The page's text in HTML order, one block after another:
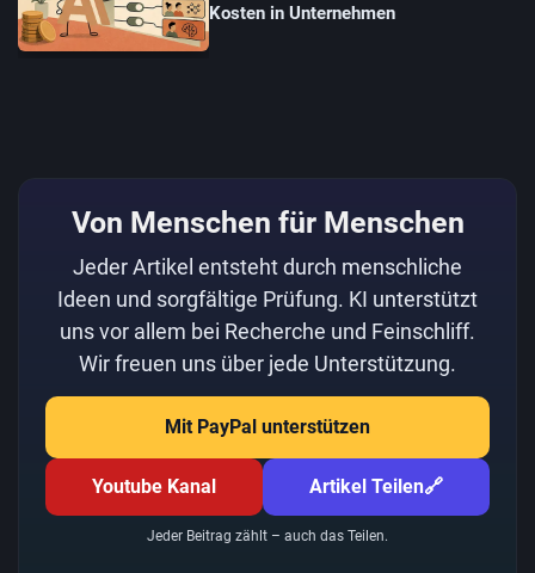
Kosten in Unternehmen
Von Menschen für Menschen
Jeder Artikel entsteht durch menschliche
Ideen und sorgfältige Prüfung. KI unterstützt
uns vor allem bei Recherche und Feinschliff.
Wir freuen uns über jede Unterstützung.
Mit PayPal unterstützen
Youtube Kanal Artikel Teilen🔗
Jeder Beitrag zählt – auch das Teilen.